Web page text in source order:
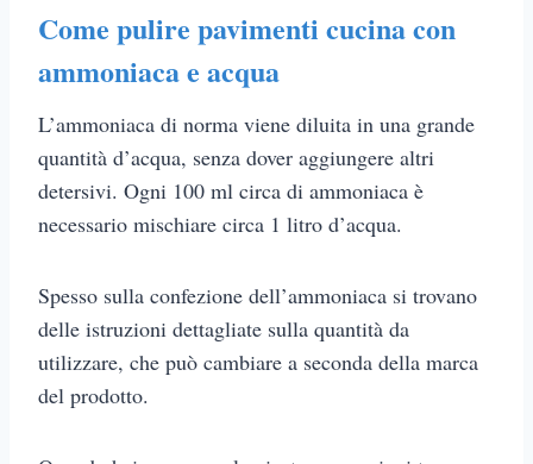
Come pulire pavimenti cucina con
ammoniaca e acqua
L’ammoniaca di norma viene diluita in una grande
quantità d’acqua, senza dover aggiungere altri
detersivi. Ogni 100 ml circa di ammoniaca è
necessario mischiare circa 1 litro d’acqua.
Spesso sulla confezione dell’ammoniaca si trovano
delle istruzioni dettagliate sulla quantità da
utilizzare, che può cambiare a seconda della marca
del prodotto.